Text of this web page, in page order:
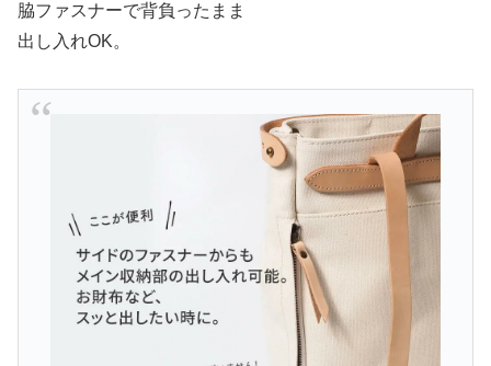
脇ファスナーで背負ったまま
出し入れOK。